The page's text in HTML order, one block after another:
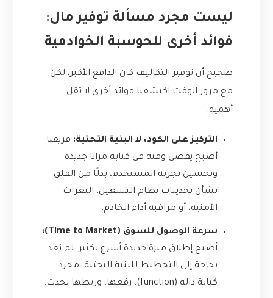
ليست مجرد مسألة توفير مال:
فوائد أخرى للحوسبة الخوادمية
صحيح أن توفير التكاليف كان الدافع الأكبر، لكن
مع مرور الوقت اكتشفنا فوائد أخرى لا تقل
أهمية:
التركيز على الكود، لا البنية التحتية: فريقنا
أصبح يقضي وقته في كتابة مزايا جديدة
وتحسين تجربة المستخدم، بدلًا من القلق
بشأن تحديثات نظام التشغيل، الثغرات
الأمنية، أو مراقبة أداء الخادم.
سرعة الوصول للسوق (Time to Market):
أصبح إطلاق ميزة جديدة أسرع بكثير. لم نعد
بحاجة إلى التخطيط للبنية التحتية. مجرد
كتابة دالة (function)، رفعها، وربطها بحدث.